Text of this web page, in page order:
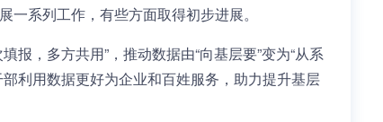
系列工作，有些方面取得初步进展。
报，多方共用”，推动数据由“向基层要”变为“从系
利用数据更好为企业和百姓服务，助力提升基层